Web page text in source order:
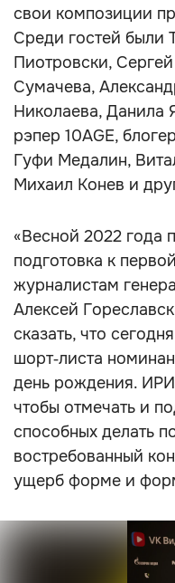
свои композиции
Среди гостей были
Пиотровски,
Сумачева,
Николаева, Данила
рэпер 10AGE,
Гуфи Медалин,
Михаил Конев и
«Весной 2022 года
подготовка к
журналистам
Алексей
сказать, что
шорт‑листа
день рождения.
чтобы отмечать и
способных делать
востребованный
ущерб форме и